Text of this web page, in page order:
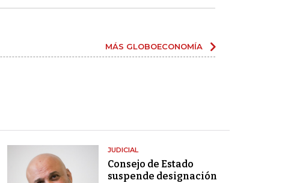
MÁS GLOBOECONOMÍA
JUDICIAL
Consejo de Estado
suspende designación